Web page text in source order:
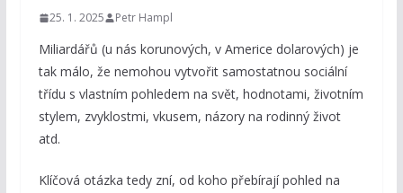
25. 1. 2025 Petr Hampl
Miliardářů (u nás korunových, v Americe dolarových) je
tak málo, že nemohou vytvořit samostatnou sociální
třídu s vlastním pohledem na svět, hodnotami, životním
stylem, zvyklostmi, vkusem, názory na rodinný život
atd.
Klíčová otázka tedy zní, od koho přebírají pohled na